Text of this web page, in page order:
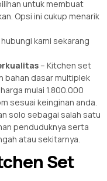
untuk membuat
Opsi ini cukup menarik
kami sekarang
– Kitchen set
bahan dasar multiplek
mulai 1.800.000
sesuai keinginan anda.
solo sebagai salah satu
penduduknya serta
atau sekitarnya.
Set